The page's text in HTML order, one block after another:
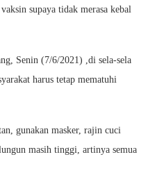
supaya tidak merasa kebal
Senin (7/6/2021) ,di sela-sela
harus tetap mematuhi
gunakan masker, rajin cuci
masih tinggi, artinya semua